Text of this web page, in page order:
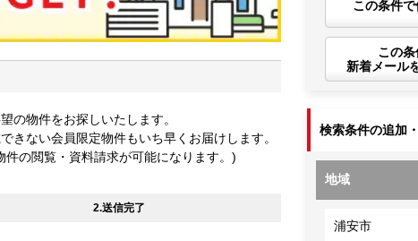
の物件をお探しいたします。
きない会員限定物件もいち早くお届けします。
の閲覧・資料請求が可能になります。)
2.送信完了
この条件
この
新着メール
検索条件の追加
地域
浦安市